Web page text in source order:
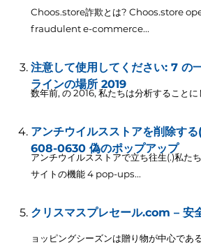
Choos.store詐欺とは? Choos.store
fraudulent e-commerce...
注意して使用してください: 7 の
ラインの場所 2019
数年前, の 2016, 私たちは分析することに
アンチウイルスストアを削除す
608-0630 偽のポップアップ
アンチウイルスストアで立ち往生(.)私た
サイトの機能 4 pop-ups...
クリスマスプレセール.com – 安
ョッピングシーズンは贈り物が中心であ